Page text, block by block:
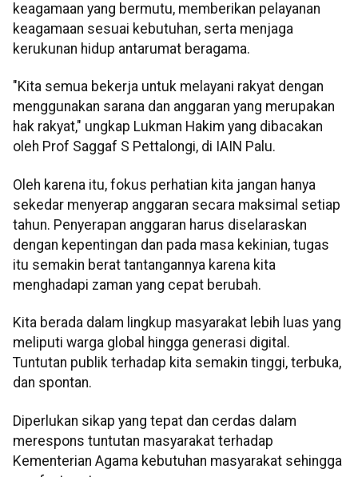
keagamaan yang bermutu, memberikan pelayanan
keagamaan sesuai kebutuhan, serta menjaga
kerukunan hidup antarumat beragama.
"Kita semua bekerja untuk melayani rakyat dengan
menggunakan sarana dan anggaran yang merupakan
hak rakyat," ungkap Lukman Hakim yang dibacakan
oleh Prof Saggaf S Pettalongi, di IAIN Palu.
Oleh karena itu, fokus perhatian kita jangan hanya
sekedar menyerap anggaran secara maksimal setiap
tahun. Penyerapan anggaran harus diselaraskan
dengan kepentingan dan pada masa kekinian, tugas
itu semakin berat tantangannya karena kita
menghadapi zaman yang cepat berubah.
Kita berada dalam lingkup masyarakat lebih luas yang
meliputi warga global hingga generasi digital.
Tuntutan publik terhadap kita semakin tinggi, terbuka,
dan spontan.
Diperlukan sikap yang tepat dan cerdas dalam
merespons tuntutan masyarakat terhadap
Kementerian Agama kebutuhan masyarakat sehingga